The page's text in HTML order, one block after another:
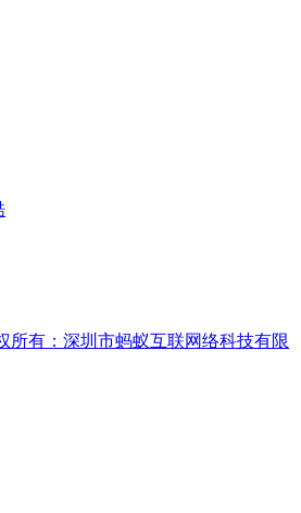
所有：深圳市蚂蚁互联网络科技有限